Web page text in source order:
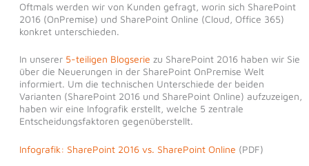
Oftmals werden wir von Kunden gefragt, worin sich SharePoint
2016 (OnPremise) und SharePoint Online (Cloud, Office 365)
konkret unterschieden.
In unserer 5-teiligen Blogserie zu SharePoint 2016 haben wir Sie
über die Neuerungen in der SharePoint OnPremise Welt
informiert. Um die technischen Unterschiede der beiden
Varianten (SharePoint 2016 und SharePoint Online) aufzuzeigen,
haben wir eine Infografik erstellt, welche 5 zentrale
Entscheidungsfaktoren gegenüberstellt.
Infografik: SharePoint 2016 vs. SharePoint Online (PDF)